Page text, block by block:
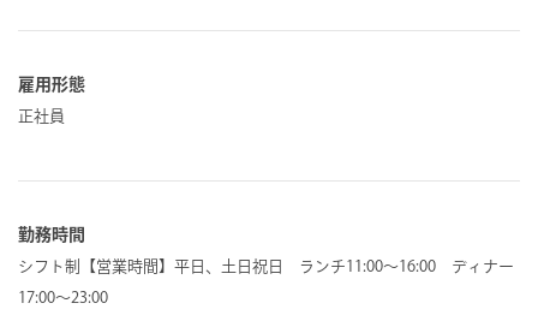
雇用形態
正社員
勤務時間
シフト制【営業時間】平日、土日祝日 ランチ11:00～16:00 ディナー
17:00～23:00